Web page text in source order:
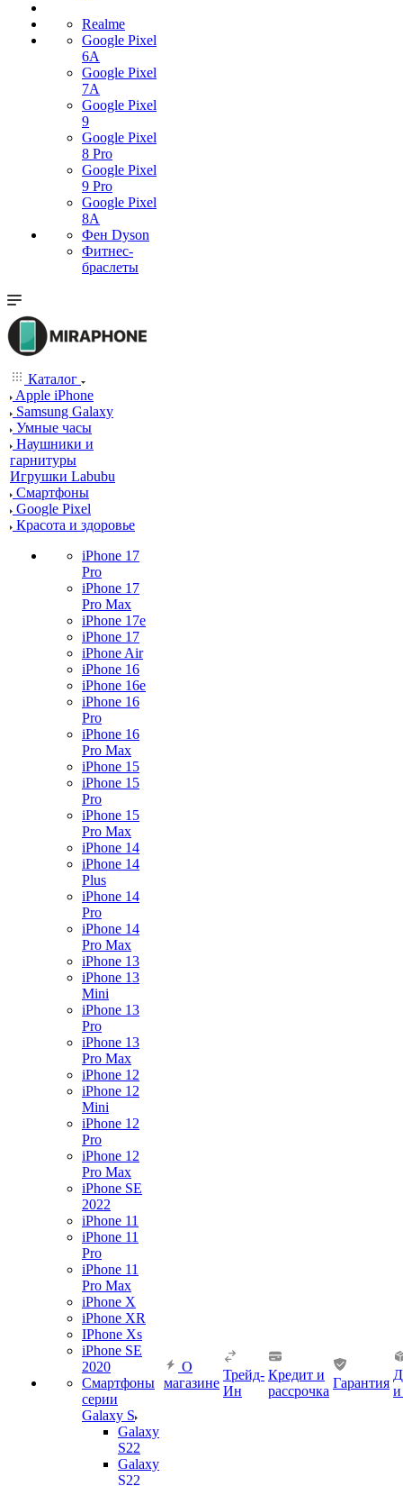
Realme
Google Pixel
6A
Google Pixel
7А
Google Pixel
9
Google Pixel
8 Pro
Google Pixel
9 Pro
Google Pixel
8A
Фен Dyson
Фитнес-
браслеты
Каталог
Apple iPhone
Samsung Galaxy
Умные часы
Наушники и
гарнитуры
Игрушки Labubu
Смартфоны
Google Pixel
Красота и здоровье
iPhone 17
Pro
iPhone 17
Pro Max
iPhone 17e
iPhone 17
iPhone Air
iPhone 16
iPhone 16e
iPhone 16
Pro
iPhone 16
Pro Max
iPhone 15
iPhone 15
Pro
iPhone 15
Pro Max
iPhone 14
iPhone 14
Plus
iPhone 14
Pro
iPhone 14
Pro Max
iPhone 13
iPhone 13
Mini
iPhone 13
Pro
iPhone 13
Pro Max
iPhone 12
iPhone 12
Mini
iPhone 12
Pro
iPhone 12
Pro Max
iPhone SE
2022
iPhone 11
iPhone 11
Pro
iPhone 11
Pro Max
iPhone X
iPhone XR
IPhone Xs
iPhone SE
2020
Смартфоны
серии
Galaxy S
Galaxy
S22
Galaxy
S22
О
магазине
Трейд-
Ин
Кредит и
рассрочка
Гарантия
и